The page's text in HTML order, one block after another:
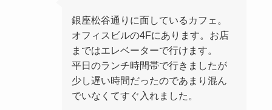
銀座松谷通りに面しているカフェ。
オフィスビルの4Fにあります。お店
まではエレベーターで行けます。
平日のランチ時間帯で行きましたが
少し遅い時間だったのであまり混ん
でいなくてすぐ入れました。